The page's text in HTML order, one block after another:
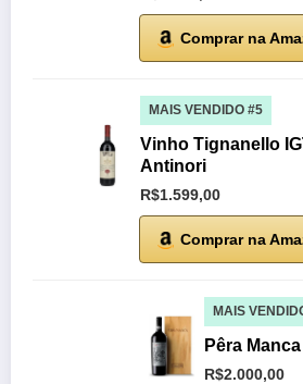
Comprar na
MAIS VENDIDO #5
Vinho Tignanello
Antinori
R$1.599,00
Comprar na
MAIS
Pêra
R$2.000,00